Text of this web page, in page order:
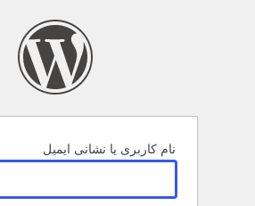
نام کاربری یا نشانی ایمیل